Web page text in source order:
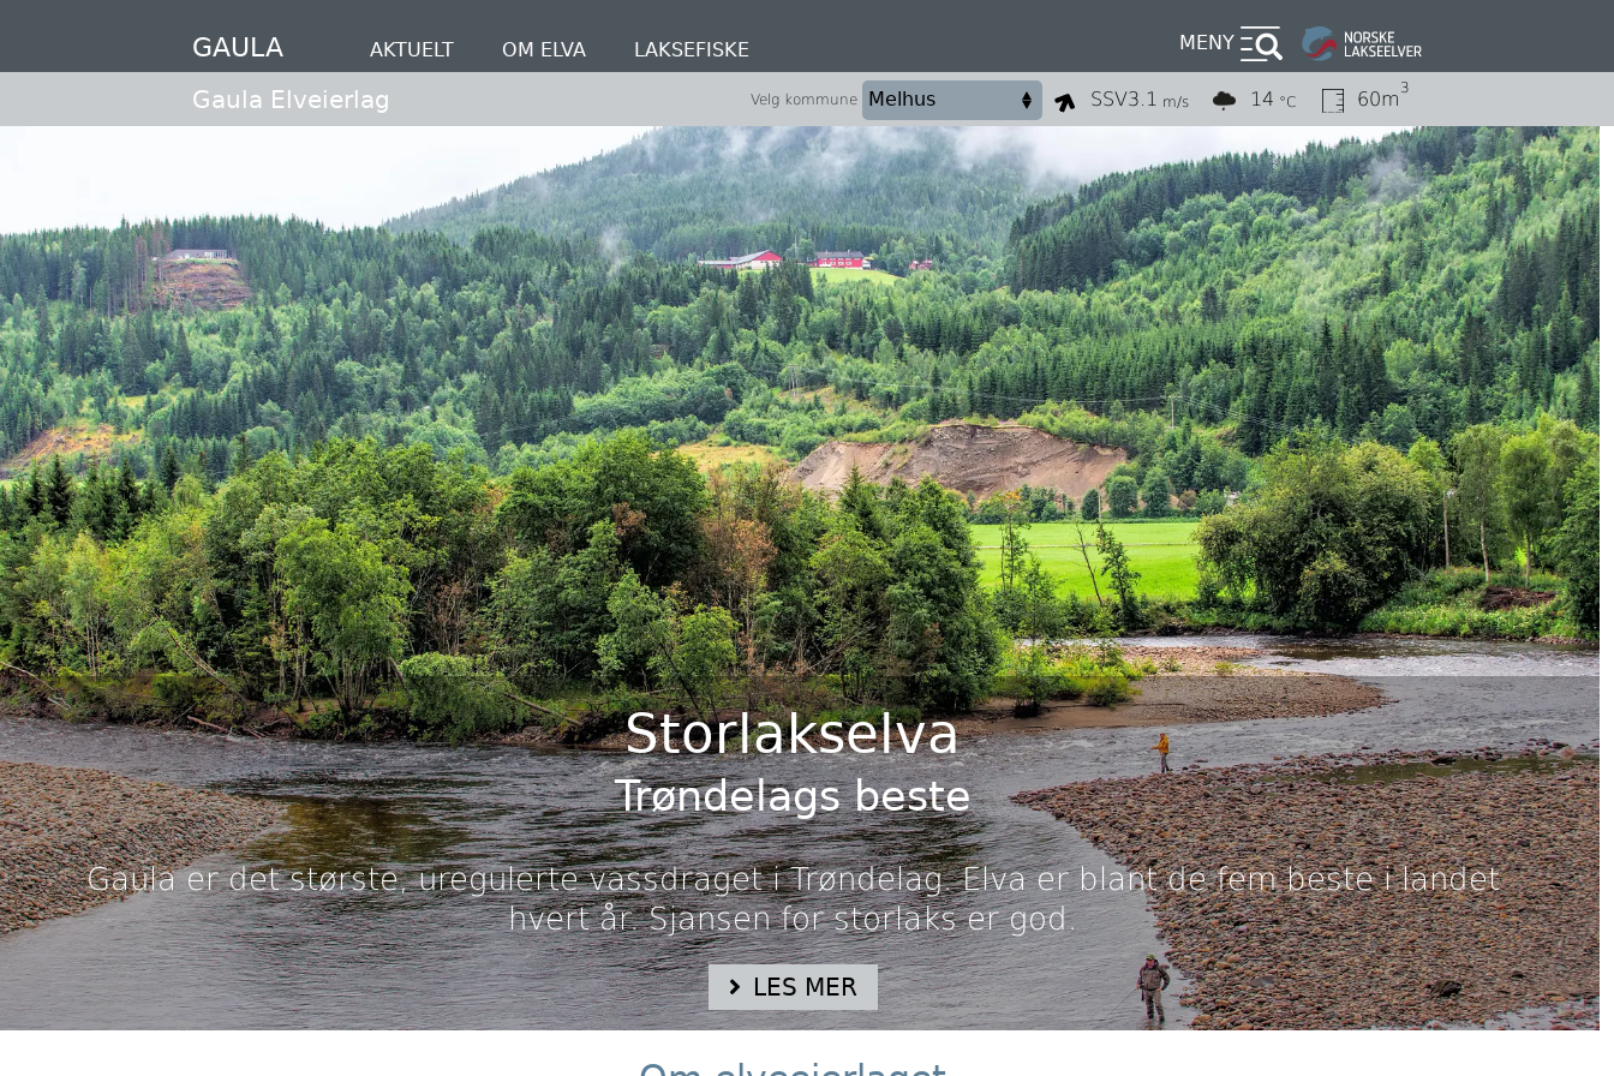
hovedinnhold
GAULA AKTUELT OM ELVA LAKSEFISKE MENY
Gaula Elveierlag Velg kommune SSV3.1 m/s 14 °C 60m 3
Storlakselva
Trøndelags beste
Gaula er det største, uregulerte vassdraget i Trøndelag. Elva er blant de fem beste i landet
hvert år. Sjansen for storlaks er god.
LES MER